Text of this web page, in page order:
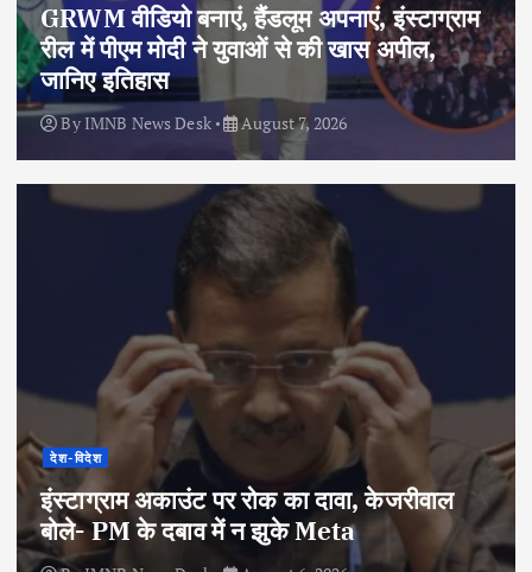
GRWM वीडियो बनाएं, हैंडलूम अपनाएं, इंस्टाग्राम
रील में पीएम मोदी ने युवाओं से की खास अपील,
जानिए इतिहास
By IMNB News Desk August 7, 2026
देश-विदेश
इंस्टाग्राम अकाउंट पर रोक का दावा, केजरीवाल
बोले- PM के दबाव में न झुके Meta